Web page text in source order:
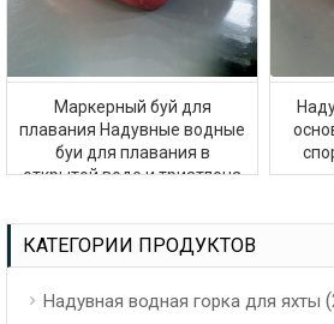
Маркерный буй для
плавания Надувные водные
буи для плавания в
открытой воде и триатлона
КАТЕГОРИИ ПРОДУКТОВ
Надувная водная горка для яхты